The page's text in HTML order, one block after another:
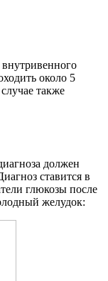
внутривенного
около 5
также
должен
ставится в
глюкозы после
желудок: